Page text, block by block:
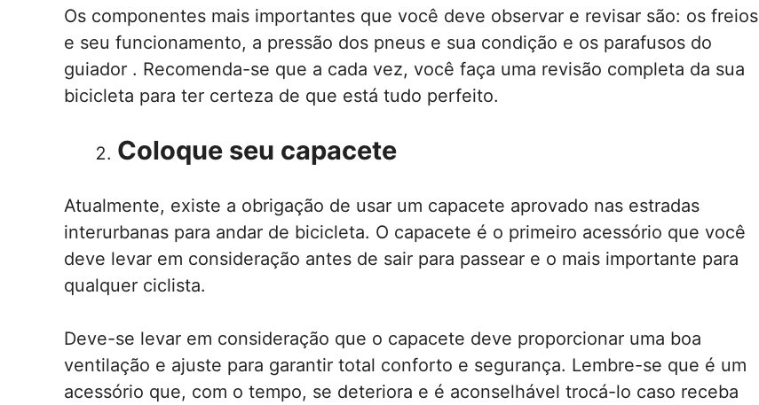
Os componentes mais importantes que você deve observar e revisar são: os freios
e seu funcionamento, a pressão dos pneus e sua condição e os parafusos do
guiador . Recomenda-se que a cada vez, você faça uma revisão completa da sua
bicicleta para ter certeza de que está tudo perfeito.
Coloque seu capacete
Atualmente, existe a obrigação de usar um capacete aprovado nas estradas
interurbanas para andar de bicicleta. O capacete é o primeiro acessório que você
deve levar em consideração antes de sair para passear e o mais importante para
qualquer ciclista.
Deve-se levar em consideração que o capacete deve proporcionar uma boa
ventilação e ajuste para garantir total conforto e segurança. Lembre-se que é um
acessório que, com o tempo, se deteriora e é aconselhável trocá-lo caso receba